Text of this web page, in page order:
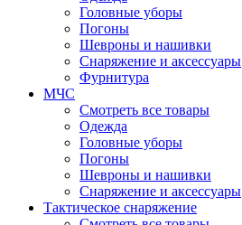
Головные уборы
Погоны
Шевроны и нашивки
Снаряжение и аксессуары
Фурнитура
МЧС
Смотреть все товары
Одежда
Головные уборы
Погоны
Шевроны и нашивки
Снаряжение и аксессуары
Тактическое снаряжение